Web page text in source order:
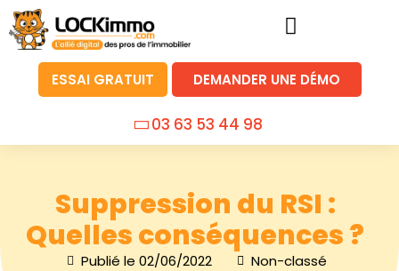
ESSAI GRATUIT DEMANDER UNE DÉMO
03 63 53 44 98
Suppression du RSI :
Quelles conséquences ?
Publié le 02/06/2022 Non-classé